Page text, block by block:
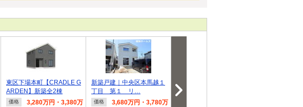
東区下場本町【CRADLE G
ARDEN】新築全2棟
価格
3,280万円・3,380万
新築戸建｜中央区本馬越１
丁目 第１ リ…
価格
3,680万円・3,780万
６丁目 第２ …